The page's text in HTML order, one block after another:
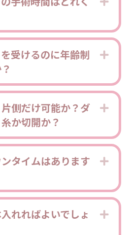
受けるのに年齢制
側だけ可能か？ダ
か切開か？
タイムはあります
れればよいでしょ